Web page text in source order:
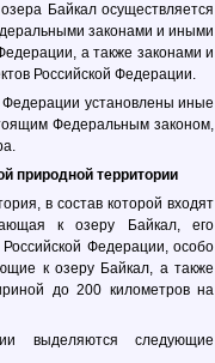
Байкал осуществляется
законами и иными
а также законами и
Российской Федерации.
установлены иные
Федеральным законом,
природной территории
в состав которой входят
к озеру Байкал, его
Федерации, особо
к озеру Байкал, а также
до 200 километров на
выделяются следующие